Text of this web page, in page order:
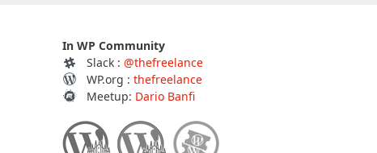
In WP Community
Slack :@thefreelance
WP.org :thefreelance
Meetup: Dario Banfi